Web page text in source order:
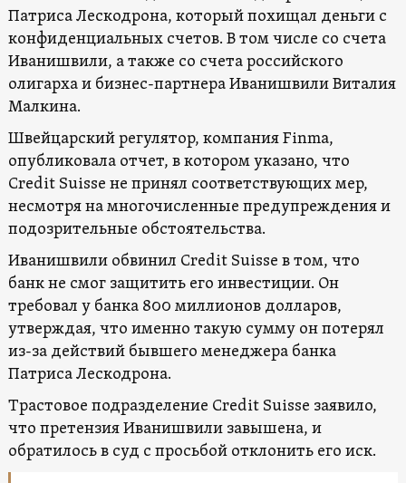
Патриса Лескодрона, который похищал деньги с
конфиденциальных счетов. В том числе со счета
Иванишвили, а также со счета российского
олигарха и бизнес-партнера Иванишвили Виталия
Малкина.
Швейцарский регулятор, компания Finma,
опубликовала отчет, в котором указано, что
Credit Suisse не принял соответствующих мер,
несмотря на многочисленные предупреждения и
подозрительные обстоятельства.
Иванишвили обвинил Credit Suisse в том, что
банк не смог защитить его инвестиции. Он
требовал у банка 800 миллионов долларов,
утверждая, что именно такую сумму он потерял
из-за действий бывшего менеджера банка
Патриса Лескодрона.
Трастовое подразделение Credit Suisse заявило,
что претензия Иванишвили завышена, и
обратилось в суд с просьбой отклонить его иск.